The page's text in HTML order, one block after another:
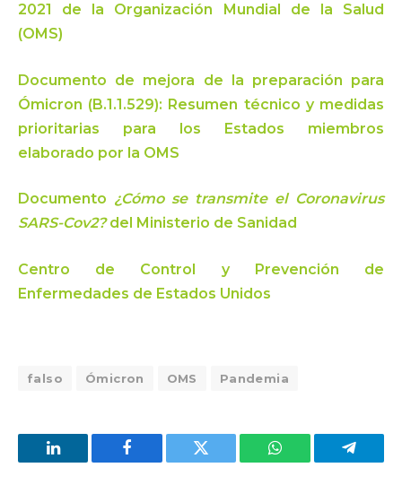
2021 de la Organización Mundial de la Salud
(OMS)
Documento de mejora de la preparación para
Ómicron (B.1.1.529): Resumen técnico y medidas
prioritarias para los Estados miembros
elaborado por la OMS
Documento ¿Cómo se transmite el Coronavirus
SARS-Cov2?del Ministerio de Sanidad
Centro de Control y Prevención de
Enfermedades de Estados Unidos
falso Ómicron OMS Pandemia
LinkedIn Facebook Twitter WhatsApp